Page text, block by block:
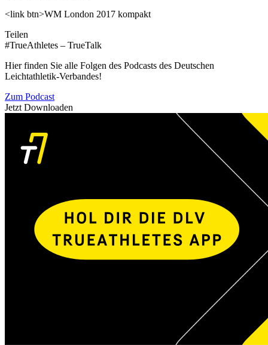
<link btn>WM London 2017 kompakt
Teilen
#TrueAthletes – TrueTalk
Hier finden Sie alle Folgen des Podcasts des Deutschen
Leichtathletik-Verbandes!
Zum Podcast
Jetzt Downloaden